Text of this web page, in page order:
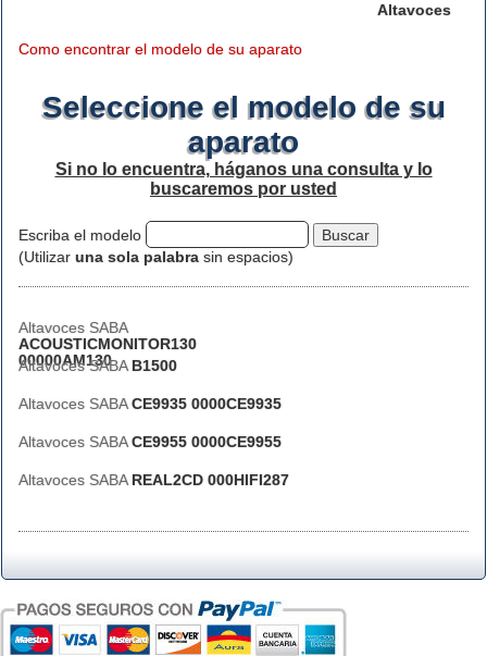
Altavoces
Como encontrar el modelo de su aparato
Seleccione el modelo de su
aparato
Si no lo encuentra, háganos una consulta y lo
buscaremos por usted
Escriba el modelo
(Utilizar una sola palabra sin espacios)
Altavoces SABA
ACOUSTICMONITOR130
00000AM130
Altavoces SABA B1500
Altavoces SABACE9935 0000CE9935
Altavoces SABACE9955 0000CE9955
Altavoces SABA REAL2CD 000HIFI287